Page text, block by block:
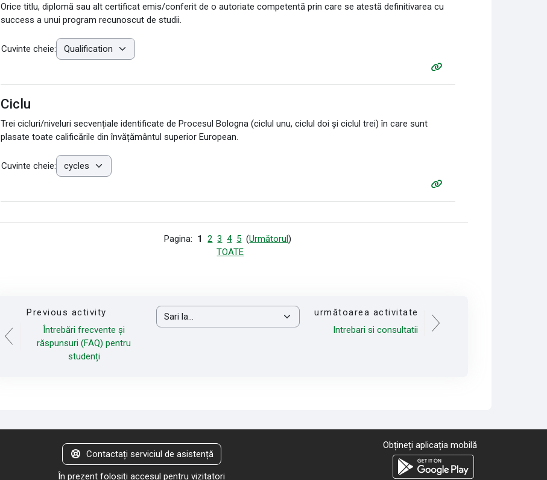
Orice titlu, diplomă sau alt certificat emis/conferit de o autoriate competentă prin care se atestă definitivarea cu
success a unui program recunoscut de studii.
Cuvinte cheie:
Ciclu
Trei cicluri/niveluri secvențiale identificate de Procesul Bologna (ciclul unu, ciclul doi și ciclul trei) în care sunt
plasate toate calificările din învățământul superior European.
Cuvinte cheie:
Pagina: 1 2 3 4 5 (Următorul)
TOATE
Previous activity
Întrebări frecvente și
răspunsuri (FAQ) pentru
studenți
Sari la...
următoarea activitate
Intrebari si consultatii
Contactați serviciul de asistență
În prezent folosiți accesul pentru vizitatori
Obțineți aplicația mobilă